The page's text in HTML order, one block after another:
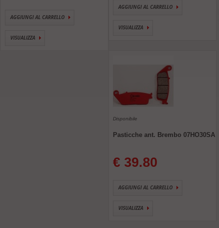
AGGIUNGI AL CARRELLO
VISUALIZZA
AGGIUNGI AL CARRELLO
VISUALIZZA
Disponibile
Pasticche ant. Brembo 07HO30SA
€ 39.80
AGGIUNGI AL CARRELLO
VISUALIZZA